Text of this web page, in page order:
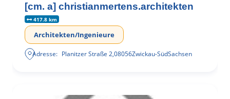
[cm. a] christianmertens.architekten
417.8 km
Architekten/Ingenieure
Adresse: Planitzer Straße 2,08056Zwickau-SüdSachsen